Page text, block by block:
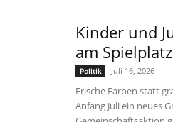
Kinder und
am
Politik Juli 16, 2026
Frische Farben statt
Anfang Juli ein neues